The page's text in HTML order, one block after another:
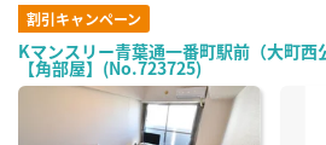
割引キャンペーン
Kマンスリー青葉通一番町駅前（大町西
【角部屋】(No.723725)